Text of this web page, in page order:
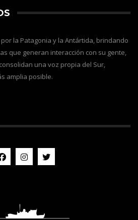
la Patagonia y la Antártida, brindando
que generan interacción con su gente,
una voz propia del Sur,
amplia posible.